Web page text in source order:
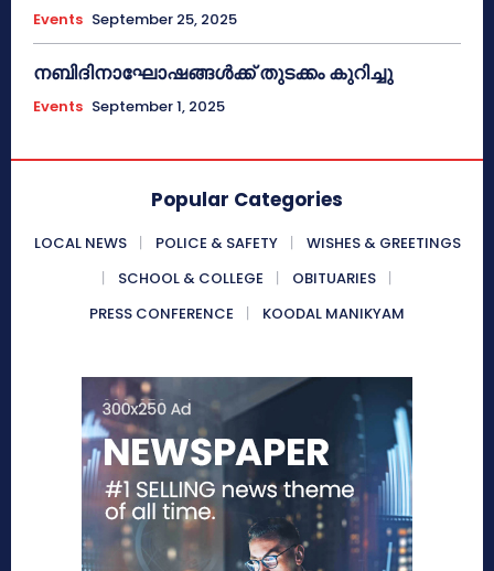
Events September 25, 2025
നബിദിനാഘോഷങ്ങൾക്ക് തുടക്കം കുറിച്ചു
Events September 1, 2025
Popular Categories
LOCAL NEWS POLICE & SAFETY
WISHES & GREETINGS
SCHOOL & COLLEGE
OBITUARIES
PRESS CONFERENCE
KOODAL MANIKYAM